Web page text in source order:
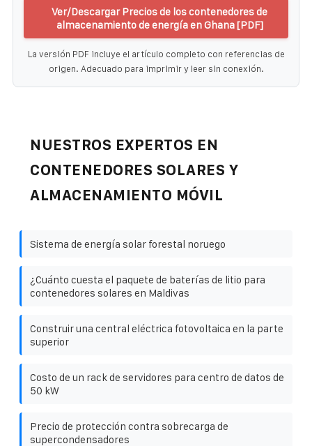
Ver/Descargar Precios de los contenedores de
almacenamiento de energía en Ghana [PDF]
La versión PDF incluye el artículo completo con referencias de
origen. Adecuado para imprimir y leer sin conexión.
NUESTROS EXPERTOS EN
CONTENEDORES SOLARES Y
ALMACENAMIENTO MÓVIL
Sistema de energía solar forestal noruego
¿Cuánto cuesta el paquete de baterías de litio para
contenedores solares en Maldivas
Construir una central eléctrica fotovoltaica en la parte
superior
Costo de un rack de servidores para centro de datos de
50 kW
Precio de protección contra sobrecarga de
supercondensadores